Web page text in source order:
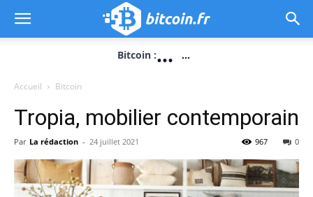
Bitcoin :... ...
Accueil Bitcoin
Tropia, mobilier contemporain
Par La rédaction - 24 juillet 2021 0
967